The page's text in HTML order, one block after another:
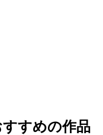
すめの作品